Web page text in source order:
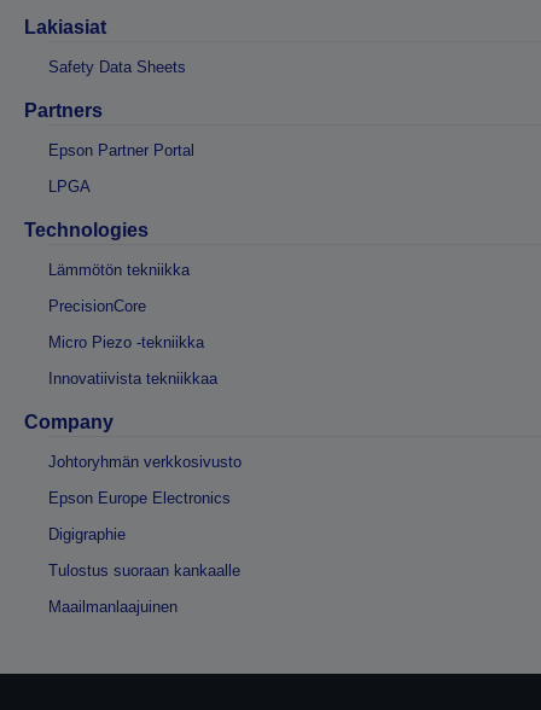
Lakiasiat
Safety Data Sheets
Partners
Epson Partner Portal
LPGA
Technologies
Lämmötön tekniikka
PrecisionCore
Micro Piezo -tekniikka
Innovatiivista tekniikkaa
Company
Johtoryhmän verkkosivusto
Epson Europe Electronics
Digigraphie
Tulostus suoraan kankaalle
Maailmanlaajuinen